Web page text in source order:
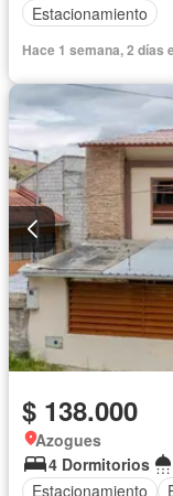
Estacionamiento
Hace 1 semana, 2 días
$ 138.000
Azogues
4 Dormitorios
Estacionamiento